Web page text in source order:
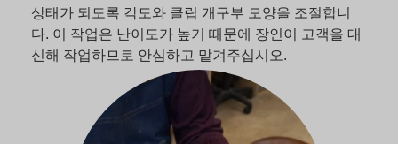
상태가 되도록 각도와 클립 개구부 모양을 조절합니
다. 이 작업은 난이도가 높기 때문에 장인이 고객을 대
신해 작업하므로 안심하고 맡겨주십시오.